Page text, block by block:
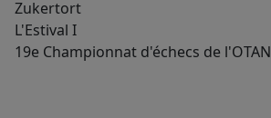
Zukertort
L'Estival I
19e Championnat d'échecs de l'OTAN